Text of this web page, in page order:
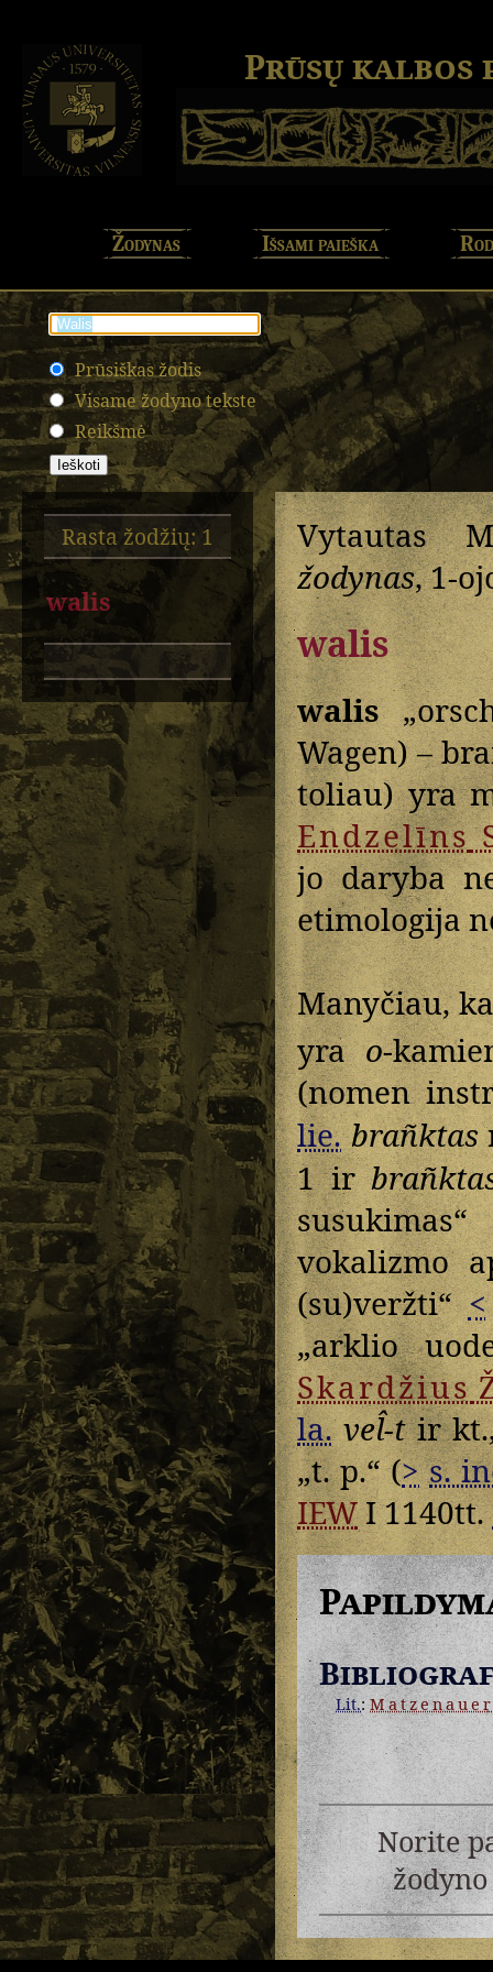
Prūsų kalbos
Žodynas Išsami paieška
Prūsiškas žodis
Visame žodyno tekste
Reikšmė
Rasta žodžių: 1
walis
Vytautas
žodynas, 1-
walis
walis
Wagen) –
toliau) yra
Endzelīns
jo daryba
etimologija
Manyčiau,
yrao-
(nomen
lie. brañktas
1 ir
vokalizmo
(su)veržti“<
„arklio
Skardžius
la. vel̂-tir
„t. p.“ (> s.
IEWI 1140tt.
Lit.:Matzenauer
Norite